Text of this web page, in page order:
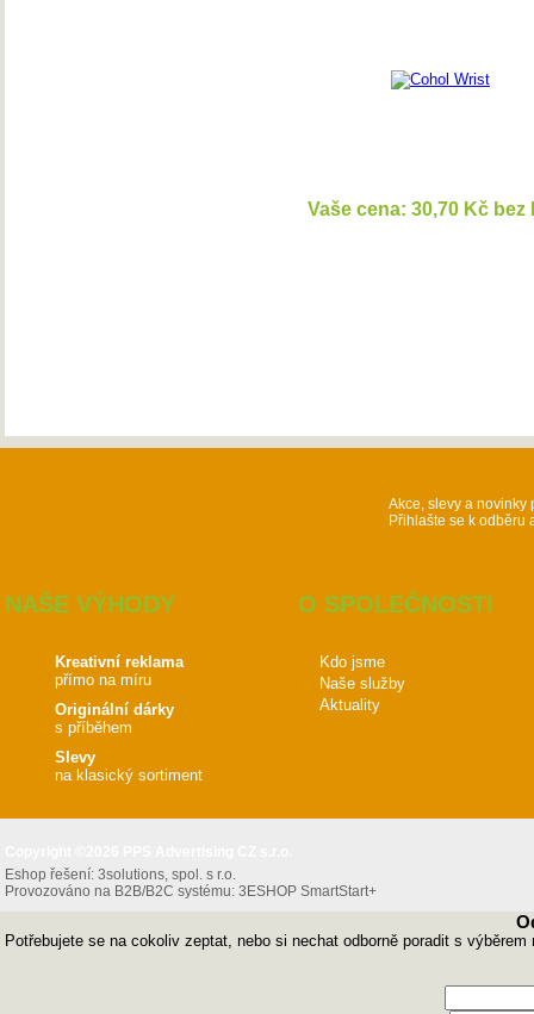
Vaše cena: 30,70 Kč bez
Akce, slevy a novinky
Přihlašte se k odběru
NAŠE VÝHODY
Kreativní reklama
přímo na míru
Originální dárky
s příběhem
Slevy
na klasický sortiment
O SPOLEČNOSTI
Kdo jsme
Naše služby
Aktuality
Eshop řešení: 3solutions, spol. s r.o.
Provozováno na B2B/B2C systému: 3ESHOP SmartStart+
Potřebujete se na cokoliv zeptat, nebo si nechat odborně poradit s